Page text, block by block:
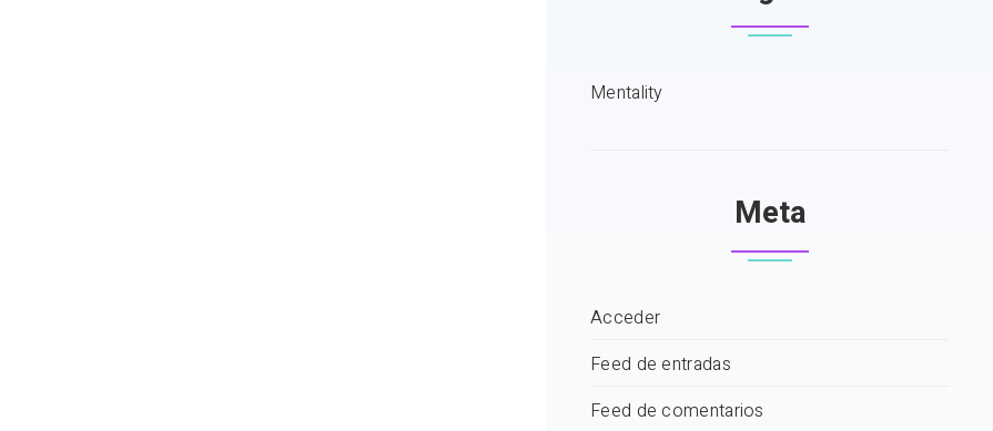
Mentality
Meta
Acceder
Feed de entradas
Feed de comentarios